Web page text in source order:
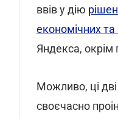
ввів у дію
економічних
Яндекса, окрім
Можливо, ці
своєчасно